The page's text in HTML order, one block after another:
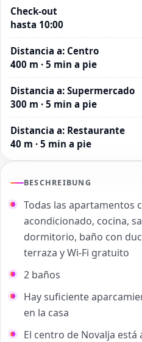
Check-out
hasta 10:00
Distancia a: Centro
400 m · 5 min a pie
Distancia a: Supermercado
300 m · 5 min a pie
Distancia a: Restaurante
40 m · 5 min a pie
BESCHREIBUNG
Todas las apartamentos
acondicionado, cocina,
dormitorio, baño con
terraza y Wi-Fi gratuito
2 baños
Hay suficiente
en la casa
El centro de Novalja está